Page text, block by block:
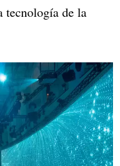
tecnología de la